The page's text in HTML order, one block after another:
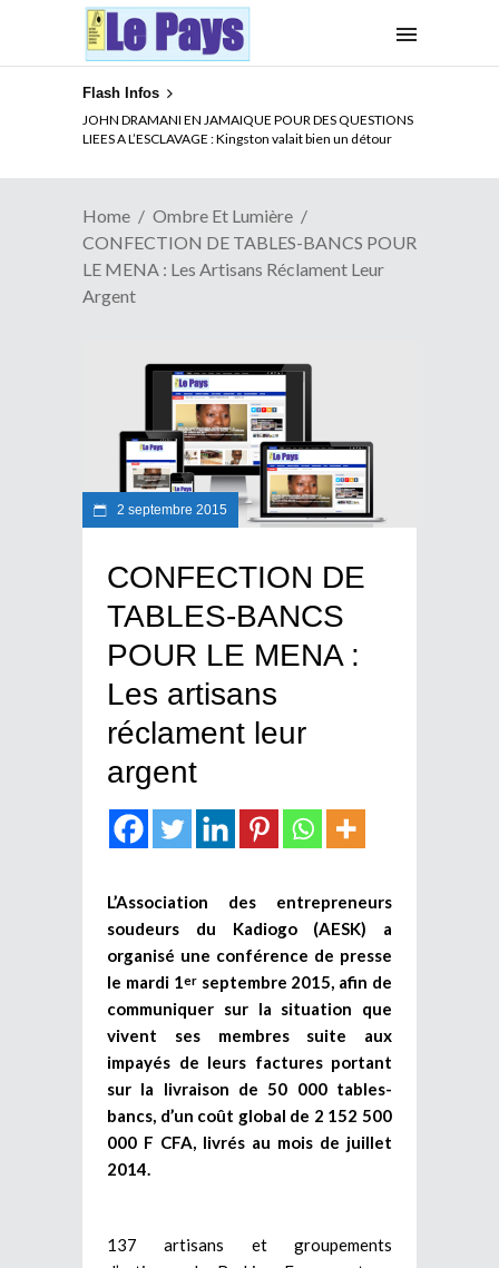
Flash Infos
JOHN DRAMANI EN JAMAIQUE POUR DES QUESTIONS
LIEES A L’ESCLAVAGE : Kingston valait bien un détour
ELECTION DE TALON A LA TETE DU SENAT BENINOIS :
Quand Patrice quitte le pouvoir sans partir !
Home
Ombre Et Lumière
CONFECTION DE TABLES-BANCS POUR
LE MENA : Les Artisans Réclament Leur
Argent
2 septembre 2015
CONFECTION DE
TABLES-BANCS
POUR LE MENA :
Les artisans
réclament leur
argent
L’Association des entrepreneurs
soudeurs du Kadiogo (AESK) a
organisé une conférence de presse
le mardi 1 erseptembre 2015, afin de
communiquer sur la situation que
vivent ses membres suite aux
impayés de leurs factures portant
sur la livraison de 50 000 tables-
bancs, d’un coût global de 2 152 500
000 F CFA, livrés au mois de juillet
2014.
137 artisans et groupements